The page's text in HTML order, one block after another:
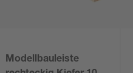
Modellbauleiste